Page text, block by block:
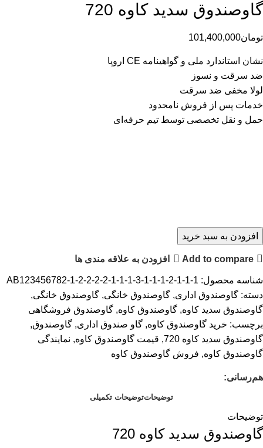
گاوصندوق سدید کاوه 720
تومان101,400,000
نشان استاندارد ملی و گواهینامه CE اروپا
ضد سرقت و نسوز
لولا مخفی ضد سرقت
خدمات پس از فروش نامحدود
حمل و نقل تخصصی توسط تیم حرفه‌ای
افزودن به سبد خرید
Add to compare افزودن به علاقه مندی ها
شناسه محصول: AB123456782-1-2-2-2-2-1-1-1-3-1-1-1-2-1-1-1
دسته: گاوصندوق اداری, گاوصندوق خانگی, گاوصندوق خانگی,
گاوصندوق سدید کاوه, گاوصندوق کاوه, گاوصندوق فروشگاهی
برچسب: خرید گاوصندوق کاوه, گاو صندوق اداری, گاوصندوق,
گاوصندوق سدید کاوه 720
, قیمت گاوصندوق کاوه, نمایندگی
گاوصندوق کاوه, فروش گاوصندوق کاوه
هم‌رسانی:
توضیحاتتوضیحات تکمیلی
توضیحات
گاوصندوق سدید کاوه 720